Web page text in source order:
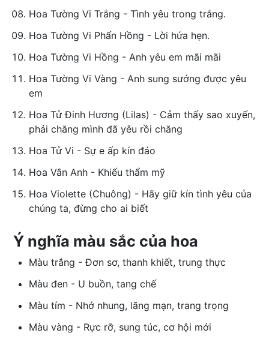
Hoa Tường Vi Trắng - Tình yêu trong trắng.
Hoa Tường Vi Phấn Hồng - Lời hứa hẹn.
Hoa Tường Vi Hồng - Anh yêu em mãi mãi
Hoa Tường Vi Vàng - Anh sung sướng được yêu
em
Hoa Tử Đinh Hương (Lilas) - Cảm thấy sao xuyến,
phải chăng mình đã yêu rồi chăng
Hoa Tử Vi - Sự e ấp kín đáo
Hoa Vân Anh - Khiếu thẩm mỹ
Hoa Violette (Chuông) - Hãy giữ kín tình yêu của
chúng ta, đừng cho ai biết
Ý nghĩa màu sắc của hoa
Màu trắng - Ðơn sơ, thanh khiết, trung thực
Màu đen - U buồn, tang chế
Màu tím - Nhớ nhung, lãng mạn, trang trọng
Màu vàng - Rực rỡ, sung túc, cơ hội mới